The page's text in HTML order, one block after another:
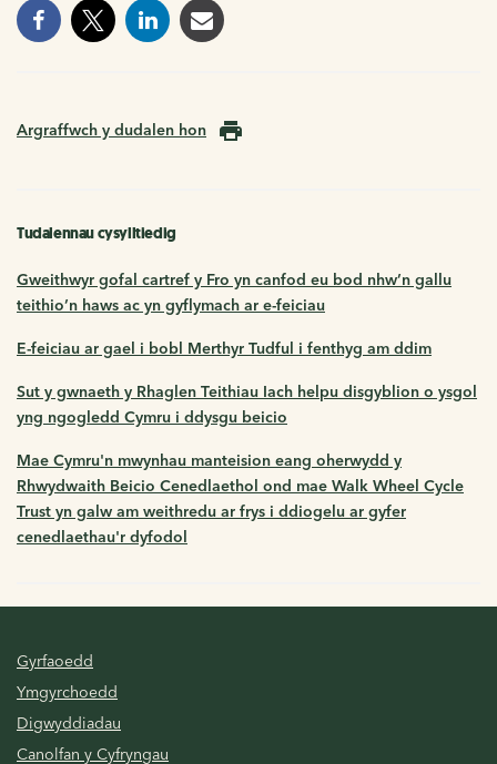
Argraffwch y dudalen hon
Tudalennau cysylltiedig
Gweithwyr gofal cartref y Fro yn canfod eu bod nhw’n gallu
teithio’n haws ac yn gyflymach ar e-feiciau
E-feiciau ar gael i bobl Merthyr Tudful i fenthyg am ddim
Sut y gwnaeth y Rhaglen Teithiau Iach helpu disgyblion o ysgol
yng ngogledd Cymru i ddysgu beicio
Mae Cymru'n mwynhau manteision eang oherwydd y
Rhwydwaith Beicio Cenedlaethol ond mae Walk Wheel Cycle
Trust yn galw am weithredu ar frys i ddiogelu ar gyfer
cenedlaethau'r dyfodol
Gyrfaoedd
Ymgyrchoedd
Digwyddiadau
Canolfan y Cyfryngau